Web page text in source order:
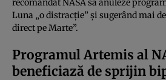
recomandat NASA să anuleze
Luna „o distracție” și sugerând mai
direct pe Marte”.
Programul Artemis al
beneficiază de sprijin